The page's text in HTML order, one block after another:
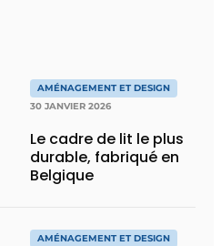
AMÉNAGEMENT ET DESIGN
30 JANVIER 2026
Le cadre de lit le plus
durable, fabriqué en
Belgique
AMÉNAGEMENT ET DESIGN